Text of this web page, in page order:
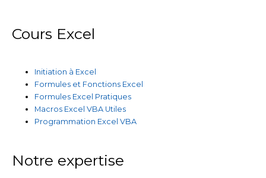
Cours Excel
Initiation à Excel
Formules et Fonctions Excel
Formules Excel Pratiques
Macros Excel VBA Utiles
Programmation Excel VBA
Notre expertise